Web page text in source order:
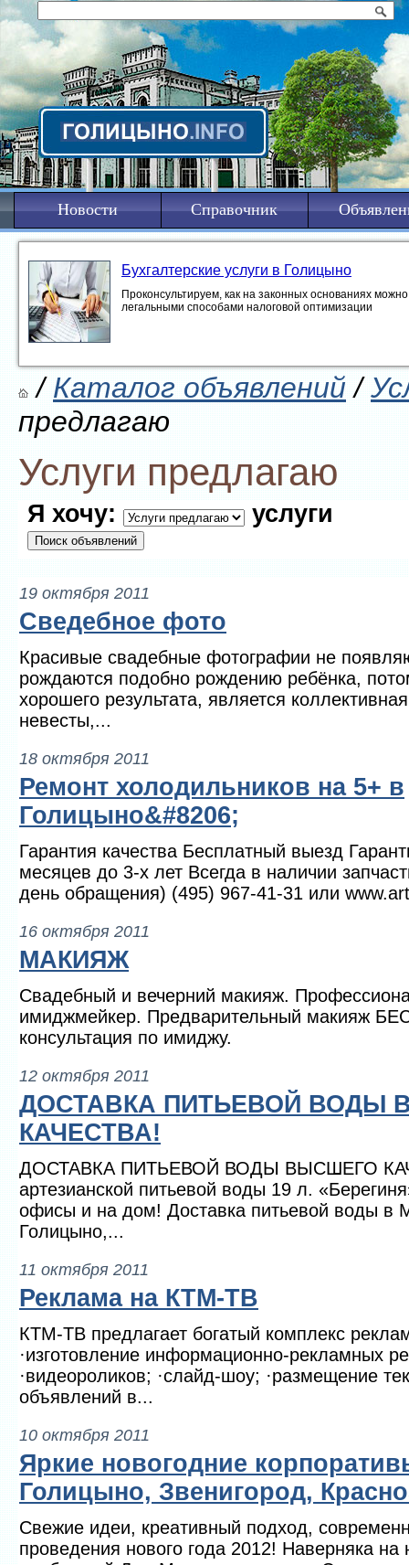
Новости Справочник
Бухгалтерские услуги в Голицыно
Проконсультируем, как на законных основаниях
легальными способами налоговой оптимизации
/Каталог объявлений/
предлагаю
Услуги предлагаю
Я хочу: услуги
19 октября 2011
Сведебное фото
Красивые свадебные фотографии не
рождаются подобно рождению ребёнка,
хорошего результата, является
невесты,...
18 октября 2011
Ремонт холодильников на 5+ в
Голицыно&#8206;
Гарантия качества Бесплатный выезд
месяцев до 3-х лет Всегда в наличии
день обращения) (495) 967-41-31 или
16 октября 2011
МАКИЯЖ
Свадебный и вечерний макияж.
имиджмейкер. Предварительный макияж
консультация по имиджу.
12 октября 2011
ДОСТАВКА ПИТЬЕВОЙ ВОДЫ
КАЧЕСТВА!
ДОСТАВКА ПИТЬЕВОЙ ВОДЫ ВЫСШЕГО
артезианской питьевой воды 19 л.
офисы и на дом! Доставка питьевой воды в
Голицыно,...
11 октября 2011
Реклама на КТМ-ТВ
КТМ-ТВ предлагает богатый комплекс
·изготовление информационно-рекламных
·видеороликов; ·слайд-шоу; ·размещение
объявлений в...
10 октября 2011
Яркие новогодние
Голицыно, Звенигород,
Свежие идеи, креативный подход,
проведения нового года 2012! Наверняка